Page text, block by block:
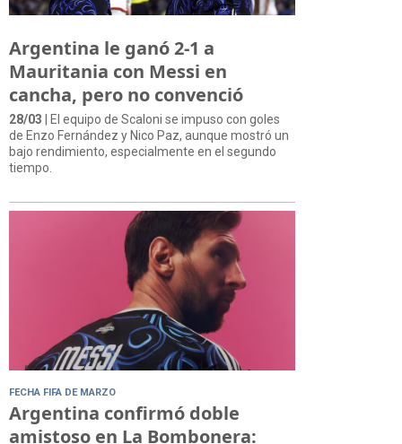
Argentina le ganó 2-1 a
Mauritania con Messi en
cancha, pero no convenció
28/03 | El equipo de Scaloni se impuso con goles
de Enzo Fernández y Nico Paz, aunque mostró un
bajo rendimiento, especialmente en el segundo
tiempo.
FECHA FIFA DE MARZO
Argentina confirmó doble
amistoso en La Bombonera: